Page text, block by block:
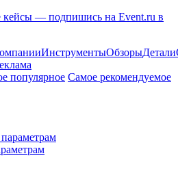
— подпишись на Event.ru в
ИнструментыОбзорыДетали
популярное Самое рекомендуемое